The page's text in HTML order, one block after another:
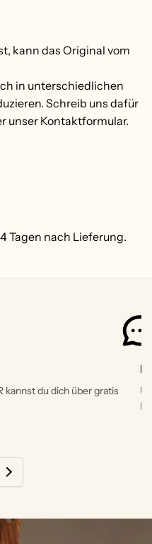
kann das Original vom
in unterschiedlichen
Schreib uns dafür
unser Kontaktformular.
Tagen nach Lieferung.
kannst du dich über gratis